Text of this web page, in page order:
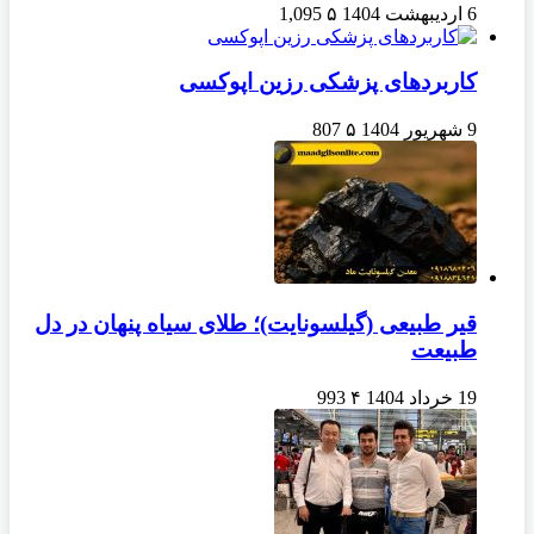
6 اردیبهشت 1404 ۵ 1,095
کاربردهای پزشکی رزین اپوکسی
9 شهریور 1404 ۵ 807
قیر طبیعی (گیلسونایت)؛ طلای سیاه پنهان در دل
طبیعت
19 خرداد 1404 ۴ 993